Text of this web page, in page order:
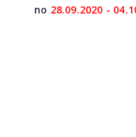
no 28.09.2020 -